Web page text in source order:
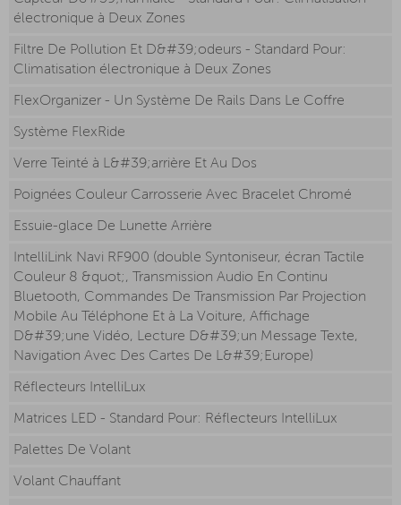
électronique à Deux Zones
Filtre De Pollution Et D&#39;odeurs - Standard Pour:
Climatisation électronique à Deux Zones
FlexOrganizer - Un Système De Rails Dans Le Coffre
Système FlexRide
Verre Teinté à L&#39;arrière Et Au Dos
Poignées Couleur Carrosserie Avec Bracelet Chromé
Essuie-glace De Lunette Arrière
IntelliLink Navi RF900 (double Syntoniseur, écran Tactile
Couleur 8 &quot;, Transmission Audio En Continu
Bluetooth, Commandes De Transmission Par Projection
Mobile Au Téléphone Et à La Voiture, Affichage
D&#39;une Vidéo, Lecture D&#39;un Message Texte,
Navigation Avec Des Cartes De L&#39;Europe)
Réflecteurs IntelliLux
Matrices LED - Standard Pour: Réflecteurs IntelliLux
Palettes De Volant
Volant Chauffant